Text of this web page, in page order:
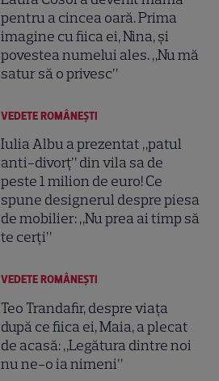
pentru a cincea oară. Prima
imagine cu fiica ei, Nina, și
povestea numelui ales. „Nu mă
satur să o privesc”
VEDETE ROMÂNEŞTI
Iulia Albu a prezentat „patul
anti-divorț” din vila sa de
peste 1 milion de euro! Ce
spune designerul despre piesa
de mobilier: „Nu prea ai timp să
te cerți”
VEDETE ROMÂNEŞTI
Teo Trandafir, despre viața
după ce fiica ei, Maia, a plecat
de acasă: „Legătura dintre noi
nu ne-o ia nimeni”